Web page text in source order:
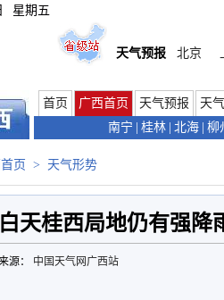
星期五
天气预报 北京
首页 广西首页 天气预报
天
南宁
桂林 北海 柳
页 > 天气形势
天桂西局地仍有强降
源： 中国天气网广西站